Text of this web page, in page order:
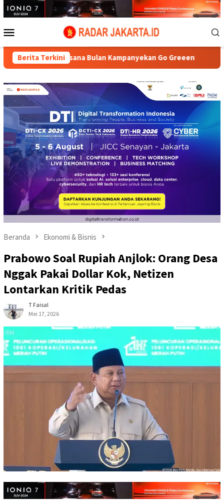
Loncat
ke
Mobile
Berita Terkini
Bulan Kampanyekan Go Greeen HUT Kedua
Beranda Ekonomi & Bisnis
Prabowo Soal Rupiah Anjlok: Orang Desa
Nggak Pakai Dollar Kok, Netizen
Lontarkan Kritik Pedas
T Faisal
Mei 17, 2026